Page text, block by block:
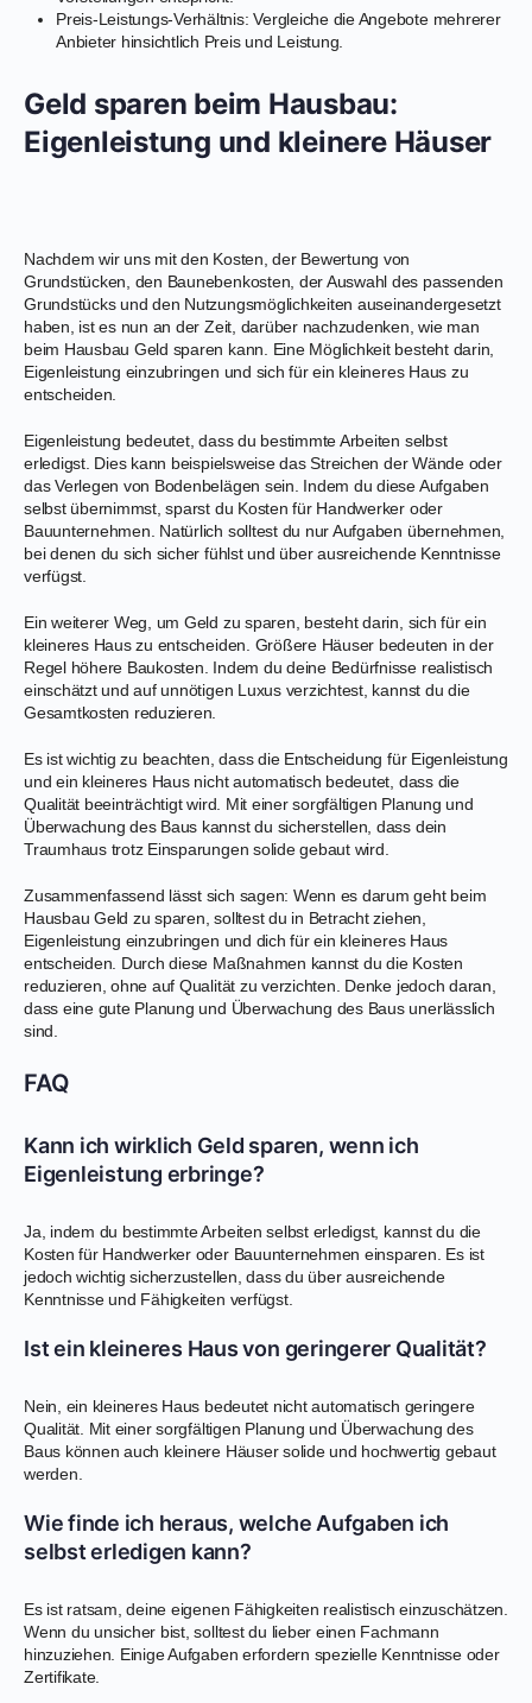
Preis-Leistungs-Verhältnis: Vergleiche die Angebote mehrerer
Anbieter hinsichtlich Preis und Leistung.
Geld sparen beim Hausbau:
Eigenleistung und kleinere Häuser
Nachdem wir uns mit den Kosten, der Bewertung von
Grundstücken, den Baunebenkosten, der Auswahl des passenden
Grundstücks und den Nutzungsmöglichkeiten auseinandergesetzt
haben, ist es nun an der Zeit, darüber nachzudenken, wie man
beim Hausbau Geld sparen kann. Eine Möglichkeit besteht darin,
Eigenleistung einzubringen und sich für ein kleineres Haus zu
entscheiden.
Eigenleistung bedeutet, dass du bestimmte Arbeiten selbst
erledigst. Dies kann beispielsweise das Streichen der Wände oder
das Verlegen von Bodenbelägen sein. Indem du diese Aufgaben
selbst übernimmst, sparst du Kosten für Handwerker oder
Bauunternehmen. Natürlich solltest du nur Aufgaben übernehmen,
bei denen du sich sicher fühlst und über ausreichende Kenntnisse
verfügst.
Ein weiterer Weg, um Geld zu sparen, besteht darin, sich für ein
kleineres Haus zu entscheiden. Größere Häuser bedeuten in der
Regel höhere Baukosten. Indem du deine Bedürfnisse realistisch
einschätzt und auf unnötigen Luxus verzichtest, kannst du die
Gesamtkosten reduzieren.
Es ist wichtig zu beachten, dass die Entscheidung für Eigenleistung
und ein kleineres Haus nicht automatisch bedeutet, dass die
Qualität beeinträchtigt wird. Mit einer sorgfältigen Planung und
Überwachung des Baus kannst du sicherstellen, dass dein
Traumhaus trotz Einsparungen solide gebaut wird.
Zusammenfassend lässt sich sagen: Wenn es darum geht beim
Hausbau Geld zu sparen, solltest du in Betracht ziehen,
Eigenleistung einzubringen und dich für ein kleineres Haus
entscheiden. Durch diese Maßnahmen kannst du die Kosten
reduzieren, ohne auf Qualität zu verzichten. Denke jedoch daran,
dass eine gute Planung und Überwachung des Baus unerlässlich
sind.
FAQ
Kann ich wirklich Geld sparen, wenn ich
Eigenleistung erbringe?
Ja, indem du bestimmte Arbeiten selbst erledigst, kannst du die
Kosten für Handwerker oder Bauunternehmen einsparen. Es ist
jedoch wichtig sicherzustellen, dass du über ausreichende
Kenntnisse und Fähigkeiten verfügst.
Ist ein kleineres Haus von geringerer Qualität?
Nein, ein kleineres Haus bedeutet nicht automatisch geringere
Qualität. Mit einer sorgfältigen Planung und Überwachung des
Baus können auch kleinere Häuser solide und hochwertig gebaut
werden.
Wie finde ich heraus, welche Aufgaben ich
selbst erledigen kann?
Es ist ratsam, deine eigenen Fähigkeiten realistisch einzuschätzen.
Wenn du unsicher bist, solltest du lieber einen Fachmann
hinzuziehen. Einige Aufgaben erfordern spezielle Kenntnisse oder
Zertifikate.